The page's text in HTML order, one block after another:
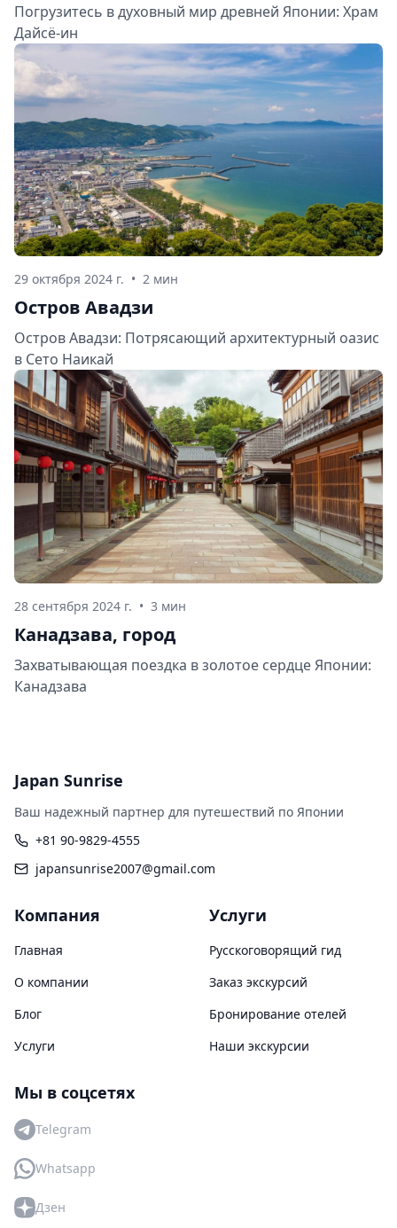
Погрузитесь в духовный мир древней Японии: Храм
Дайсё-ин
29 октября 2024 г. • 2 мин
Остров Авадзи
Остров Авадзи: Потрясающий архитектурный оазис
в Сето Наикай
28 сентября 2024 г. • 3 мин
Канадзава, город
Захватывающая поездка в золотое сердце Японии:
Канадзава
Japan Sunrise
Ваш надежный партнер для путешествий по Японии
+81 90-9829-4555
japansunrise2007@gmail.com
Компания
Главная
О компании
Блог
Услуги
Услуги
Русскоговорящий гид
Заказ экскурсий
Бронирование отелей
Наши экскурсии
Мы в соцсетях
Telegram
Whatsapp
Дзен